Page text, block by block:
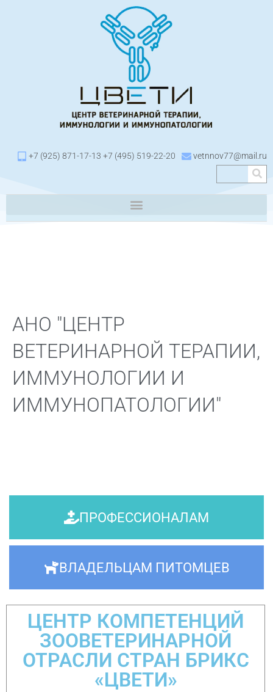
+7 (925) 871-17-13 +7 (495) 519-22-20 vetnnov77@mail.ru
АНО "ЦЕНТР
ВЕТЕРИНАРНОЙ ТЕРАПИИ,
ИММУНОЛОГИИ И
ИММУНОПАТОЛОГИИ"
ПРОФЕССИОНАЛАМ
ВЛАДЕЛЬЦАМ ПИТОМЦЕВ
ЦЕНТР КОМПЕТЕНЦИЙ
ЗООВЕТЕРИНАРНОЙ
ОТРАСЛИ СТРАН БРИКС
«ЦВЕТИ»